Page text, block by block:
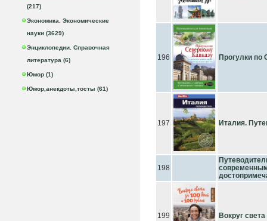
(217)
Экономика. Экономические
науки (3629)
Энциклопедии. Справочная
литература (6)
Юмор (1)
Юмор,анекдоты,тосты (61)
196 Прогулки по
197 Италия.
198
199 Вокруг